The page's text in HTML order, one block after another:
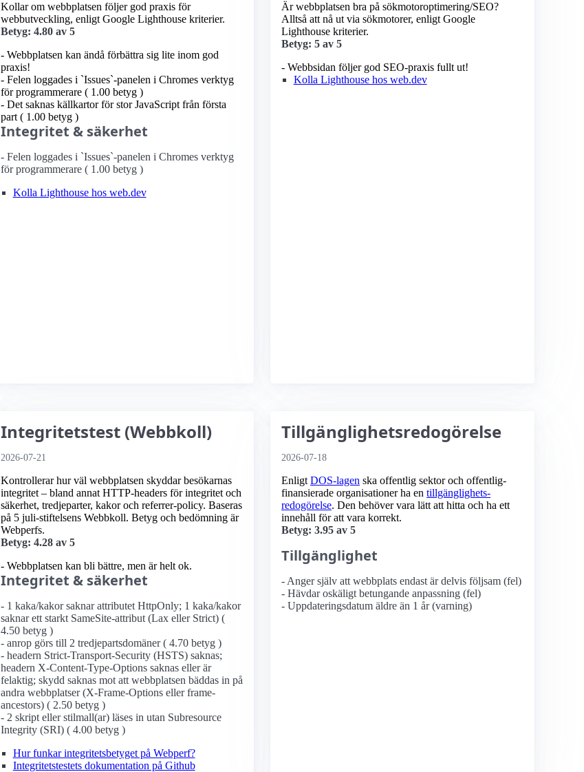
Kollar om webbplatsen följer god praxis för
webbutveckling, enligt Google Lighthouse kriterier.
Betyg: 4.80 av 5
- Webbplatsen kan ändå förbättra sig lite inom god
praxis!
- Felen loggades i `Issues`-panelen i Chromes verktyg
för programmerare ( 1.00 betyg )
- Det saknas källkartor för stor JavaScript från första
part ( 1.00 betyg )
Integritet & säkerhet
- Felen loggades i `Issues`-panelen i Chromes verktyg
för programmerare ( 1.00 betyg )
Kolla Lighthouse hos web.dev
Är webbplatsen bra på sökmotoroptimering/SEO?
Alltså att nå ut via sökmotorer, enligt Google
Lighthouse kriterier.
Betyg: 5 av 5
- Webbsidan följer god SEO-praxis fullt ut!
Kolla Lighthouse hos web.dev
Integritetstest (Webbkoll)
2026-07-21
Kontrollerar hur väl webbplatsen skyddar besökarnas
integritet – bland annat HTTP-headers för integritet och
säkerhet, tredjeparter, kakor och referrer-policy. Baseras
på 5 juli-stiftelsens Webbkoll. Betyg och bedömning är
Webperfs.
Betyg: 4.28 av 5
- Webbplatsen kan bli bättre, men är helt ok.
Integritet & säkerhet
- 1 kaka/kakor saknar attributet HttpOnly; 1 kaka/kakor
saknar ett starkt SameSite-attribut (Lax eller Strict) (
4.50 betyg )
- anrop görs till 2 tredjepartsdomäner ( 4.70 betyg )
- headern Strict-Transport-Security (HSTS) saknas;
headern X-Content-Type-Options saknas eller är
felaktig; skydd saknas mot att webbplatsen bäddas in på
andra webbplatser (X-Frame-Options eller frame-
ancestors) ( 2.50 betyg )
- 2 skript eller stilmall(ar) läses in utan Subresource
Integrity (SRI) ( 4.00 betyg )
Hur funkar integritetsbetyget på Webperf?
Integritetstestets dokumentation på Github
Tillgänglighetsredogörelse
2026-07-18
Enligt DOS-lagen ska offentlig sektor och offentlig­
finansierade organisationer ha en tillgänglighets­
redogörelse. Den behöver vara lätt att hitta och ha ett
innehåll för att vara korrekt.
Betyg: 3.95 av 5
Tillgänglighet
- Anger själv att webbplats endast är delvis följsam (fel)
- Hävdar oskäligt betungande anpassning (fel)
- Uppdateringsdatum äldre än 1 år (varning)